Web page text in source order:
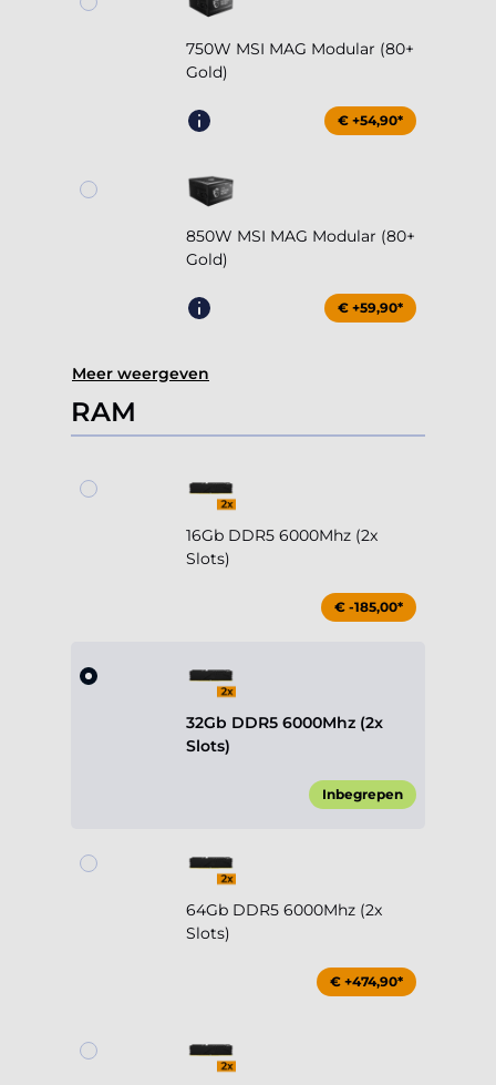
750W MSI MAG Modular (80+
Gold)
€ +54,90*
850W MSI MAG Modular (80+
Gold)
€ +59,90*
Meer weergeven
RAM
16Gb DDR5 6000Mhz (2x
Slots)
€ -185,00*
32Gb DDR5 6000Mhz (2x
Slots)
Inbegrepen
64Gb DDR5 6000Mhz (2x
Slots)
€ +474,90*